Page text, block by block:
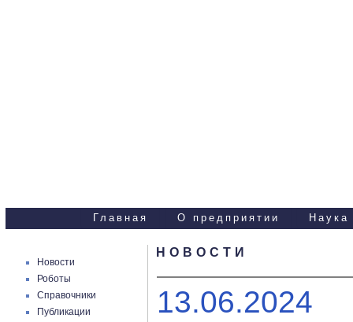
Главная О предприятии Наука
Новости
Роботы
Справочники
Публикации
НОВОСТИ
13.06.2024